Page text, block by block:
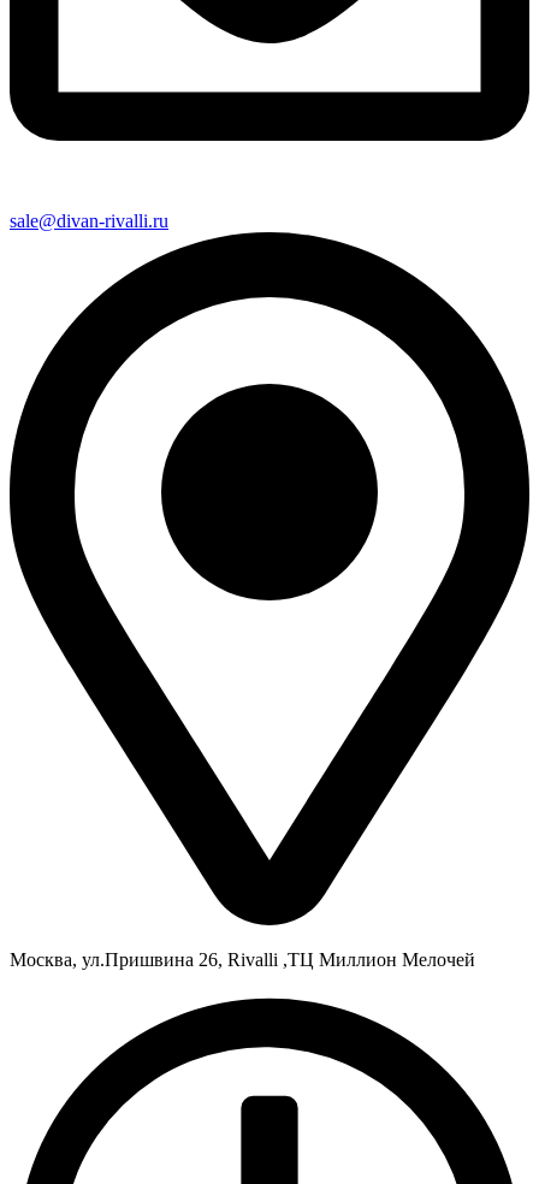
sale@divan-rivalli.ru
Москва, ул.Пришвина 26, Rivalli ,ТЦ Миллион Мелочей